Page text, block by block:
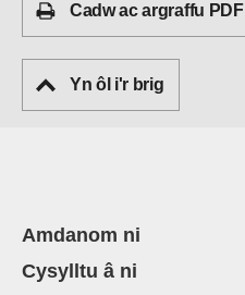
Cadw ac argraffu PDF
Yn ôl i'r brig
Amdanom ni
Cysylltu â ni